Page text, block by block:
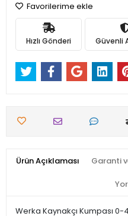
Favorilerime ekle
Hızlı Gönderi Güvenli
Ürün Açıklaması Garanti
Werka Kaynakçı Kumpası